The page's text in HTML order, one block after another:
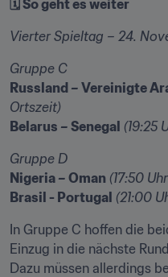
🗓 So geht es weiter
Vierter Spieltag – 24.
Gruppe C
Russland – Vereinigte
Ortszeit)
Belarus – Senegal (19:25
Gruppe D
Nigeria – Oman (17:50
Brasil - Portugal (21:00
In Gruppe C hoffen die
Einzug in die nächste
Dazu müssen allerdings